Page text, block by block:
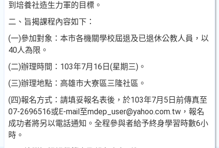
到培養社造生力軍的目標。
二、旨揭課程內容如下：
(一)參加對象：本市各機關學校屆退及已退休公教人員，以
40人為限。
(二)辦理時間：103年7月16日(星期三)。
(三)辦理地點：高雄市大寮區三隆社區。
(四)報名方式：請填妥報名表後，於103年7月5日前傳真至
07-2696516或E-mail至mdep_user@yahoo.com.tw，報名
成功者將另以電話通知。全程參與者給予終身學習時數6小
時。